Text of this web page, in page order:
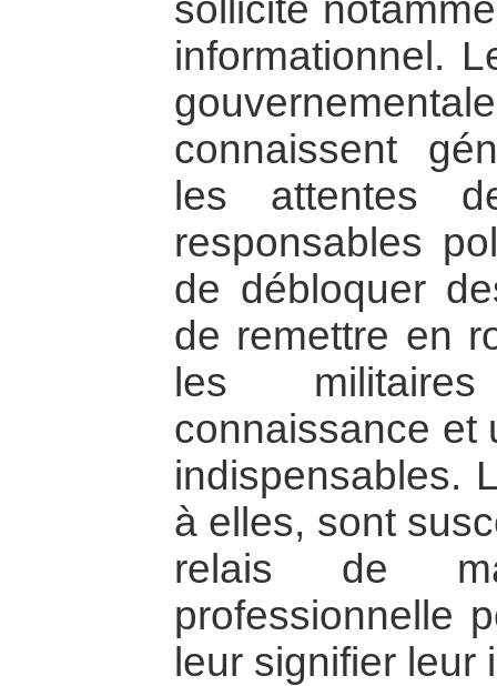
sollicité
informationnel.
connaissent
les attentes
responsables
de débloquer
de remettre en
les
connaissance et
indispensables.
à elles, sont
relais de
professionnelle
leur signifier leur